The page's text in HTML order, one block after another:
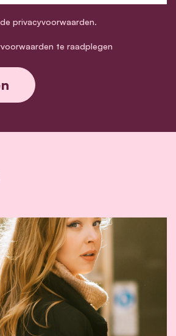
privacyvoorwaarden.
te raadplegen